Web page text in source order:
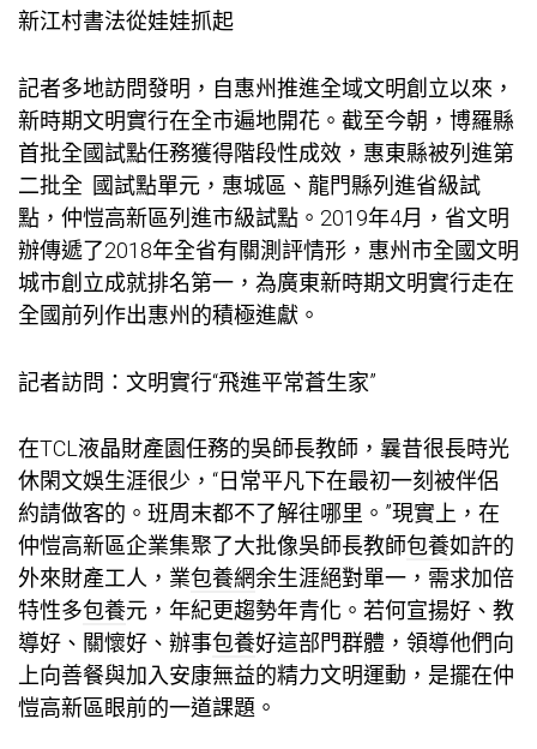
新江村書法從娃娃抓起
記者多地訪問發明，自惠州推進全域文明創立以來，
新時期文明實行在全市遍地開花。截至今朝，博羅縣
首批全國試點任務獲得階段性成效，惠東縣被列進第
二批全 國試點單元，惠城區、龍門縣列進省級試
點，仲愷高新區列進市級試點。2019年4月，省文明
辦傳遞了2018年全省有關測評情形，惠州市全國文明
城市創立成就排名第一，為廣東新時期文明實行走在
全國前列作出惠州的積極進獻。
記者訪問：文明實行“飛進平常蒼生家”
在TCL液晶財產園任務的吳師長教師，曩昔很長時光
休閑文娛生涯很少，“日常平凡下在最初一刻被伴侶
約請做客的。班周末都不了解往哪里。”現實上，在
仲愷高新區企業集聚了大批像吳師長教師包養如許的
外來財產工人，業包養網余生涯絕對單一，需求加倍
特性多包養元，年紀更趨勢年青化。若何宣揚好、教
導好、關懷好、辦事包養好這部門群體，領導他們向
上向善餐與加入安康無益的精力文明運動，是擺在仲
愷高新區眼前的一道課題。